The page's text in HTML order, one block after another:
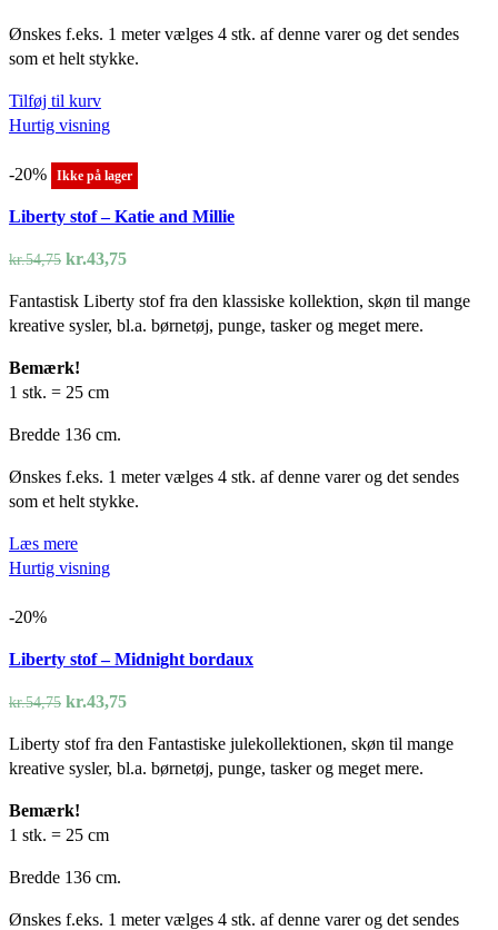
Ønskes f.eks. 1 meter vælges 4 stk. af denne varer og det sendes
som et helt stykke.
Tilføj til kurv
Hurtig visning
-20% Ikke på lager
Liberty stof – Katie and Millie
kr.54,75 Den
pris
var:
kr.43,75Den
pris
er:
Fantastisk Liberty stof fra den klassiske kollektion, skøn til mange
kreative sysler, bl.a. børnetøj, punge, tasker og meget mere.
Bemærk!
1 stk. = 25 cm
Bredde 136 cm.
Ønskes f.eks. 1 meter vælges 4 stk. af denne varer og det sendes
som et helt stykke.
Læs mere
Hurtig visning
-20%
Liberty stof – Midnight bordaux
kr.54,75 Den
pris
var:
kr.43,75Den
pris
er:
Liberty stof fra den Fantastiske julekollektionen, skøn til mange
kreative sysler, bl.a. børnetøj, punge, tasker og meget mere.
Bemærk!
1 stk. = 25 cm
Bredde 136 cm.
Ønskes f.eks. 1 meter vælges 4 stk. af denne varer og det sendes